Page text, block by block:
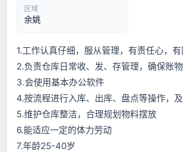
区域
余姚
1.工作认真仔细，服从管理，有责任心，
2.负责仓库日常收、发、存管理，确保账
3.会使用基本办公软件
4.按流程进行入库、出库、盘点等操作，
5.维护仓库整洁，合理规划物料摆放
6.能适应一定的体力劳动
7.年龄25-40岁